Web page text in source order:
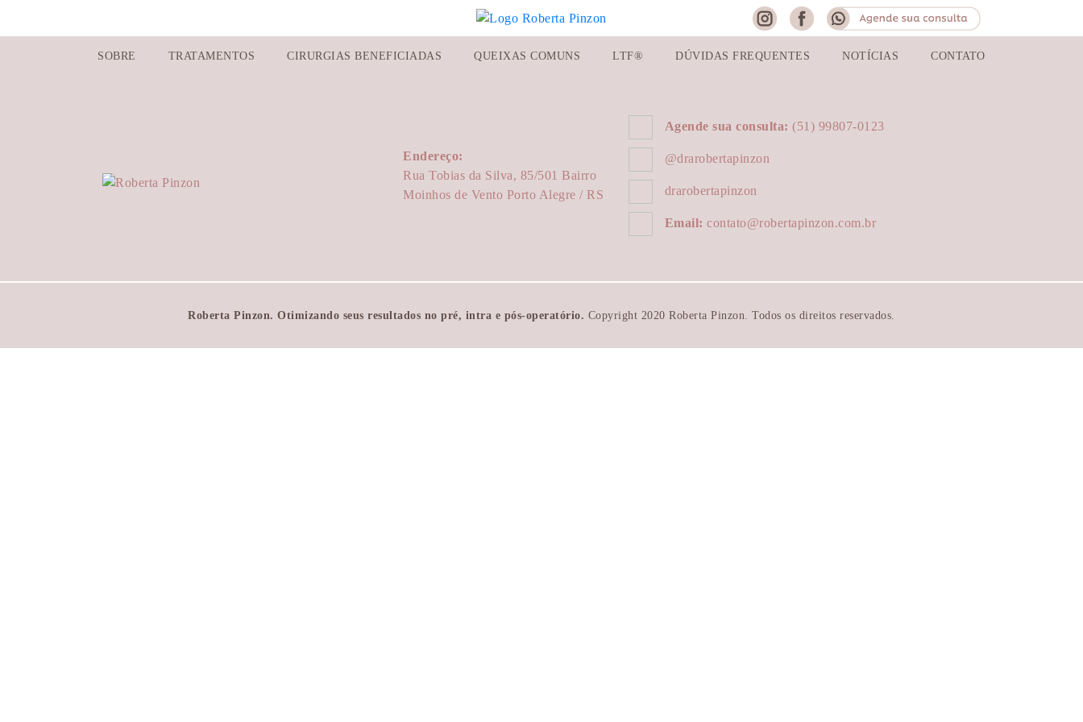
SOBRE TRATAMENTOS CIRURGIAS BENEFICIADAS QUEIXAS COMUNS LTF® DÚVIDAS FREQUENTES NOTÍCIAS CONTATO
Endereço:
Rua Tobias da Silva, 85/501 Bairro
Moinhos de Vento Porto Alegre / RS
Agende sua consulta: (51) 99807-0123
@drarobertapinzon
drarobertapinzon
Email: contato@robertapinzon.com.br
Roberta Pinzon. Otimizando seus resultados no pré, intra e pós-operatório. Copyright 2020 Roberta Pinzon. Todos os direitos reservados.